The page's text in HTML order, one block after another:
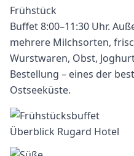
Frühstück
Buffet 8:00–11:30 Uhr.
mehrere Milchsorten,
Wurstwaren, Obst,
Bestellung – eines der
Ostseeküste.